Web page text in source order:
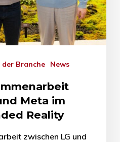
der Branche News
Meta im
Reality
zwischen LG und